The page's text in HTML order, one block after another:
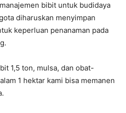
bibit untuk budidaya
diharuskan menyimpan
keperluan penanaman pada
1,5 ton, mulsa, dan obat-
1 hektar kami bisa memanen